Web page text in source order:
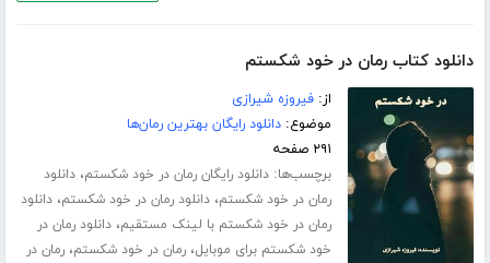
دانلود کتاب رمان در خود شکستم
از:فیروزه شیرازی
موضوع:دانلود رایگان بهترین رمان‌ها
۲۹۱ صفحه
برچسب‌ها:دانلود رایگان رمان در خود شکستم،دانلود
رمان در خود شکستم،دانلود رمان در خود شکستم،دانلود
رمان در خود شکستم با لینک مستقیم،دانلود رمان در
خود شکستم برای موبایل،رمان در خود شکستم،رمان در